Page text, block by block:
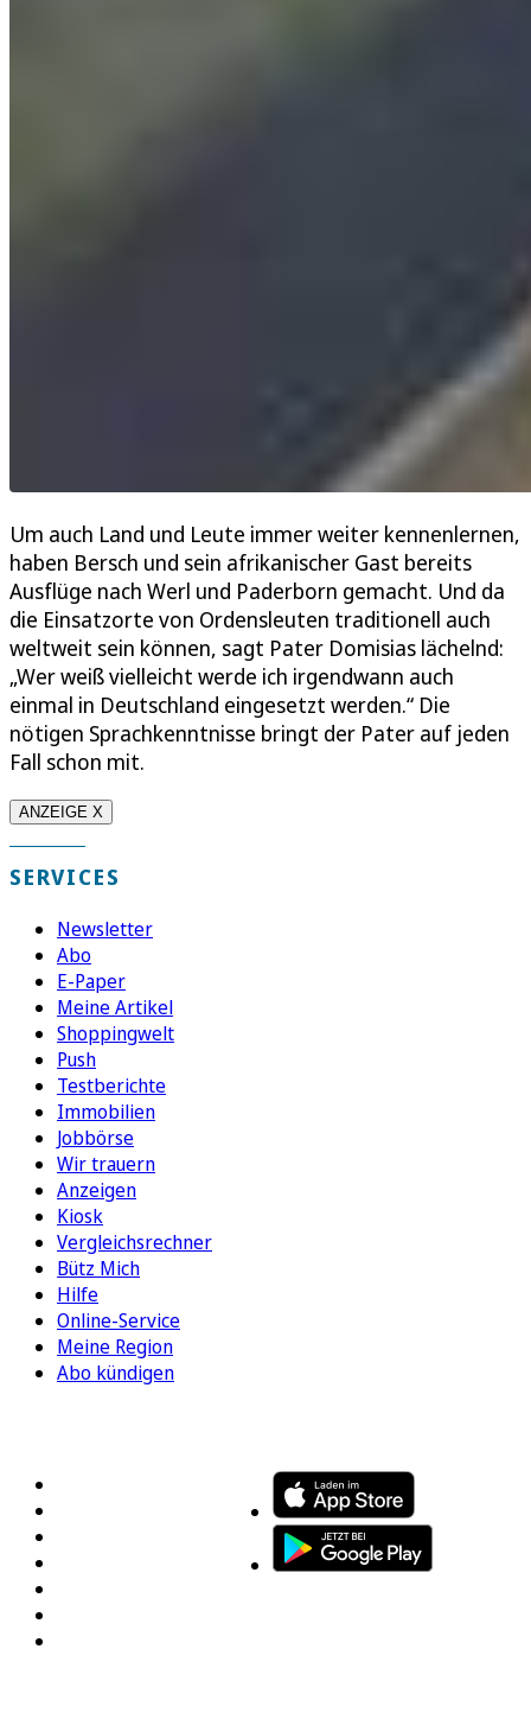
Um auch Land und Leute immer weiter kennenlernen,
haben Bersch und sein afrikanischer Gast bereits
Ausflüge nach Werl und Paderborn gemacht. Und da
die Einsatzorte von Ordensleuten traditionell auch
weltweit sein können, sagt Pater Domisias lächelnd:
„Wer weiß vielleicht werde ich irgendwann auch
einmal in Deutschland eingesetzt werden.“ Die
nötigen Sprachkenntnisse bringt der Pater auf jeden
Fall schon mit.
ANZEIGE X
SERVICES
Newsletter
Abo
E-Paper
Meine Artikel
Shoppingwelt
Push
Testberichte
Immobilien
Jobbörse
Wir trauern
Anzeigen
Kiosk
Vergleichsrechner
Bütz Mich
Hilfe
Online-Service
Meine Region
Abo kündigen